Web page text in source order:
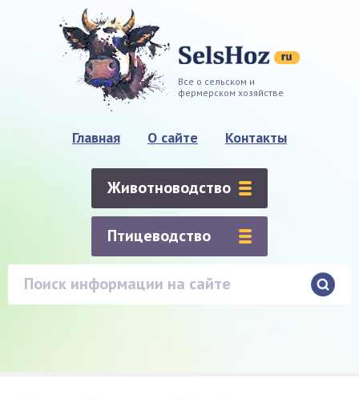
Все о сельском и
фермерском хозяйстве
Главная О сайте Контакты
Животноводство
Птицеводство